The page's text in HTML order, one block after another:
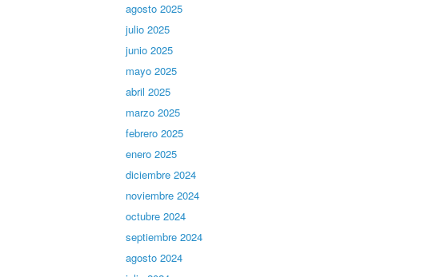
agosto 2025
julio 2025
junio 2025
mayo 2025
abril 2025
marzo 2025
febrero 2025
enero 2025
diciembre 2024
noviembre 2024
octubre 2024
septiembre 2024
agosto 2024